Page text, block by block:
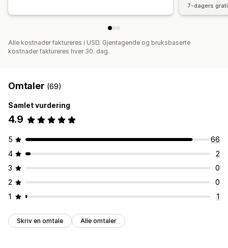
7-dagers
Alle kostnader faktureres i USD. Gjentagende og bruksbaserte
kostnader faktureres hver 30. dag.
Omtaler (69)
Samlet vurdering
4.9
5
66
4
2
3
0
2
0
1
1
Skriv en omtale Alle omtaler